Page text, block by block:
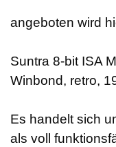
angeboten wird
Suntra 8-bit ISA
Winbond, retro,
Es handelt sich
als voll